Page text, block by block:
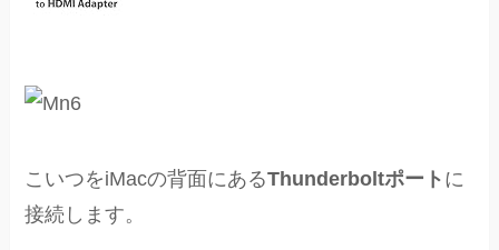
こいつをiMacの背面にあるThunderboltポート に
接続します。